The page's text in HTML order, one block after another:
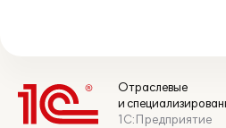
Отраслевые
и
1С:Предприятие